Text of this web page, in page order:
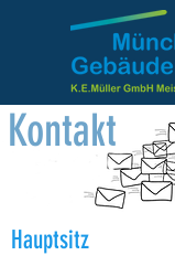
Kontakt
Hauptsitz